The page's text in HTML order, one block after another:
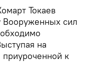
Токаев
Вооруженных сил
на
приуроченной к